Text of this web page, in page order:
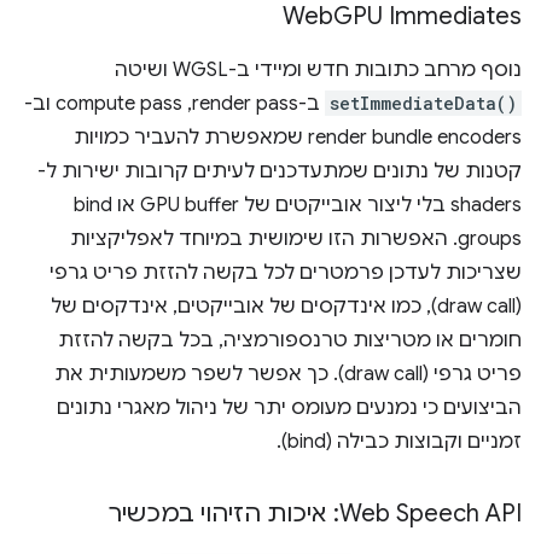
WebGPU Immediates
נוסף מרחב כתובות חדש ומיידי ב-WGSL ושיטה
setImmediateData()
ב-render pass,‏ compute pass וב-
render bundle encoders שמאפשרת להעביר כמויות
קטנות של נתונים שמתעדכנים לעיתים קרובות ישירות ל-
shaders בלי ליצור אובייקטים של GPU buffer או bind
groups. האפשרות הזו שימושית במיוחד לאפליקציות
שצריכות לעדכן פרמטרים לכל בקשה להזזת פריט גרפי
(draw call), כמו אינדקסים של אובייקטים, אינדקסים של
חומרים או מטריצות טרנספורמציה, בכל בקשה להזזת
פריט גרפי (draw call). כך אפשר לשפר משמעותית את
הביצועים כי נמנעים מעומס יתר של ניהול מאגרי נתונים
זמניים וקבוצות כבילה (bind).
Web Speech API: איכות הזיהוי במכשיר